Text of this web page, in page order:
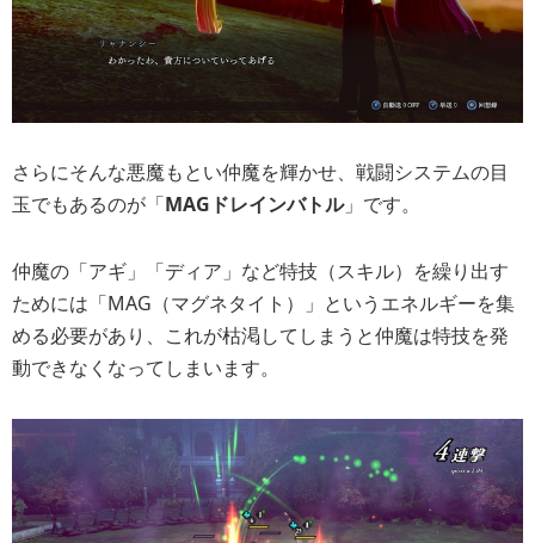
さらにそんな悪魔もとい仲魔を輝かせ、戦闘システムの目
玉でもあるのが「MAGドレインバトル」です。
仲魔の「アギ」「ディア」など特技（スキル）を繰り出す
ためには「MAG（マグネタイト）」というエネルギーを集
める必要があり、これが枯渇してしまうと仲魔は特技を発
動できなくなってしまいます。